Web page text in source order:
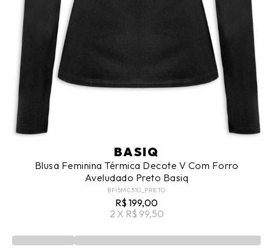
BASIQ
Blusa Feminina Térmica Decote V Com Forro
Aveludado Preto Basiq
BFI5MC310_PRETO
R$ 199,00
2 X R$ 99,50